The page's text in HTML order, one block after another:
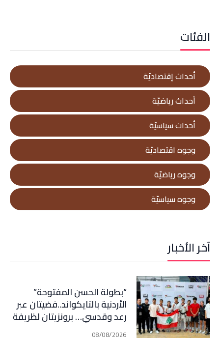
الفئات
أحداث إقتصاديّة
أحداث رياضيّة
أحداث سياسيّة
وجوه اقتصاديّة
وجوه رياضيّة
وجوه سياسيّة
آخر الأخبار
“بطولة الحسن المفتوحة”
الأردنية بالتايكواند..فضيتان عبر
رعد وقدسي… برونزيتان لظريفة
وأبي هيلا
08/08/2026